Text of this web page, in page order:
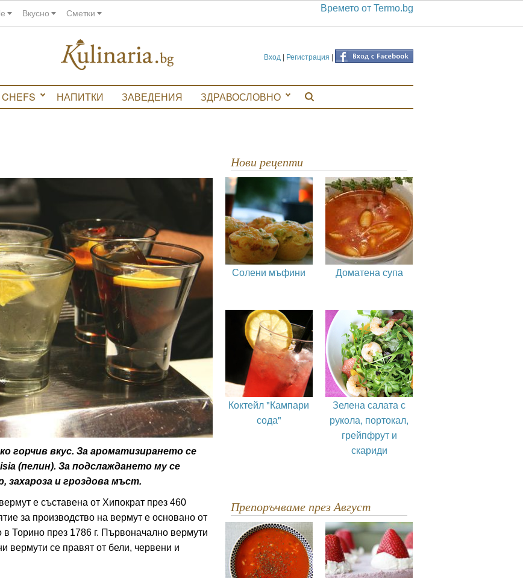
Вкусно Сметки Времето от Termo.bg
Вход | Регистрация |
НАПИТКИ ЗАВЕДЕНИЯ ЗДРАВОСЛОВНО
горчив вкус. За ароматизирането се
(пелин). За подслаждането му се
захароза и гроздова мъст.
е съставена от Хипократ през 460
за производство на вермут е основано от
Торино през 1786 г. Първоначално вермути
вермути се правят от бели, червени и
Нови рецепти
Солени мъфини Доматена супа
Коктейл "Кампари
сода"
Зелена салата с
рукола, портокал,
грейпфрут и
скариди
Препоръчваме през Август